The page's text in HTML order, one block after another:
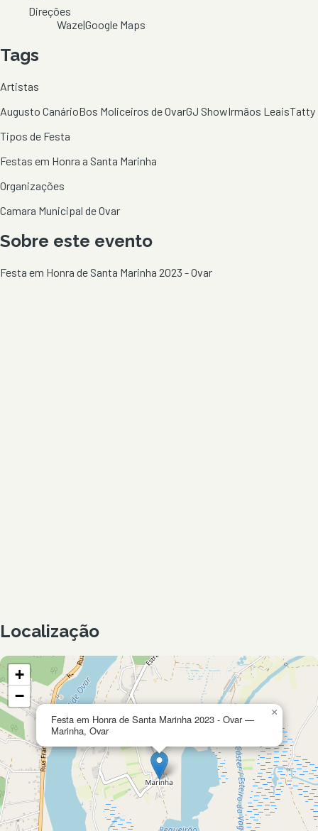
Direções
Waze|Google Maps
Tags
Artistas
Augusto CanárioBos Moliceiros de OvarGJ ShowIrmãos LeaisTatty
Tipos de Festa
Festas em Honra a Santa Marinha
Organizações
Camara Municipal de Ovar
Sobre este evento
Festa em Honra de Santa Marinha 2023 - Ovar
Localização
Festa em Honra de Santa Marinha 2023 - Ovar —
Marinha, Ovar
×
+
−